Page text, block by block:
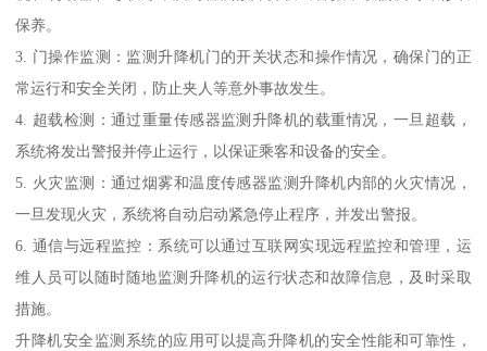
保养。
3. 门操作监测：监测升降机门的开关状态和操作情况，确保门的正
常运行和安全关闭，防止夹人等意外事故发生。
4. 超载检测：通过重量传感器监测升降机的载重情况，一旦超载，
系统将发出警报并停止运行，以保证乘客和设备的安全。
5. 火灾监测：通过烟雾和温度传感器监测升降机内部的火灾情况，
一旦发现火灾，系统将自动启动紧急停止程序，并发出警报。
6. 通信与远程监控：系统可以通过互联网实现远程监控和管理，运
维人员可以随时随地监测升降机的运行状态和故障信息，及时采取
措施。
升降机安全监测系统的应用可以提高升降机的安全性能和可靠性，